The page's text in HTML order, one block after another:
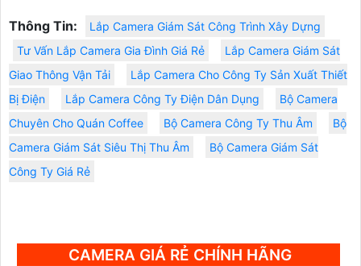
Thông Tin:
Lắp Camera Giám Sát Công Trình Xây Dựng
Tư Vấn Lắp Camera Gia Đình Giá Rẻ
Lắp Camera Giám Sát
Giao Thông Vận Tải
Lắp Camera Cho Công Ty Sản Xuất Thiết
Bị Điện
Lắp Camera Công Ty Điện Dân Dụng
Bộ Camera
Chuyên Cho Quán Coffee
Bộ Camera Công Ty Thu Âm
Bộ
Camera Giám Sát Siêu Thị Thu Âm
Bộ Camera Giám Sát
Công Ty Giá Rẻ
CAMERA GIÁ RẺ CHÍNH HÃNG